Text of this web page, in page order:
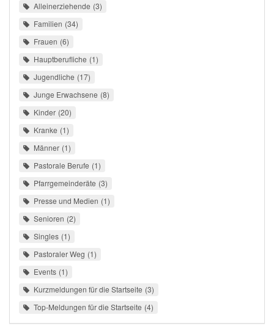
Alleinerziehende 3
Familien 34
Frauen 6
Hauptberufliche 1
Jugendliche 17
Junge Erwachsene 8
Kinder 20
Kranke 1
Männer 1
Pastorale Berufe 1
Pfarrgemeinderäte 3
Presse und Medien 1
Senioren 2
Singles 1
Pastoraler Weg 1
Events 1
Kurzmeldungen für die Startseite 3
Top-Meldungen für die Startseite 4